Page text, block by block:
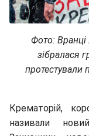
Фото: Вранці
зібралася
протестували
Крематорій,
називали